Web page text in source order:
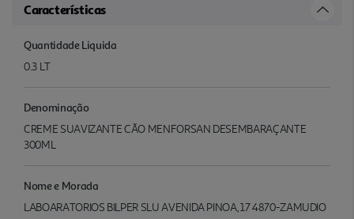
Características
Quantidade Liquida
0.3 LT
Denominação
CREME SUAVIZANTE CÃO MENFORSAN DESEMBARAÇANTE
300ML
Nome e Morada
LABOARATORIOS BILPER SLU AVENIDA PINOA, 17 4870-ZAMUDIO